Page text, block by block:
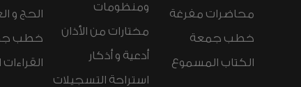
محاضرات مفرغة
خطب جمعة
الكتاب المسموع
ومنظومات
مختارات من الأذان
أدعية و أذكار
استراحة التسجيلات
الحج و
خطب